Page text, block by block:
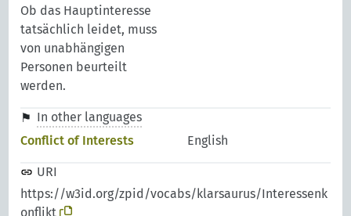
Ob das Hauptinteresse
tatsächlich leidet, muss
von unabhängigen
Personen beurteilt
werden.
In other languages
Conflict of Interests
English
URI
https://w3id.org/zpid/vocabs/klarsaurus/Interessenk
onflikt